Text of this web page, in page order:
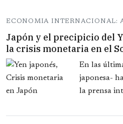
ECONOMIA INTERNACIONAL:
Japón y el precipicio del
la crisis monetaria en el
En las
japonesa-
la prensa